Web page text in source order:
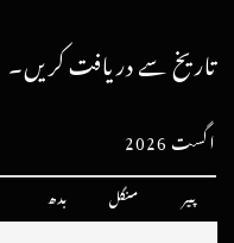
تاریخ سے دریافت کریں۔
اگست 2026
پیر منگل بدھ